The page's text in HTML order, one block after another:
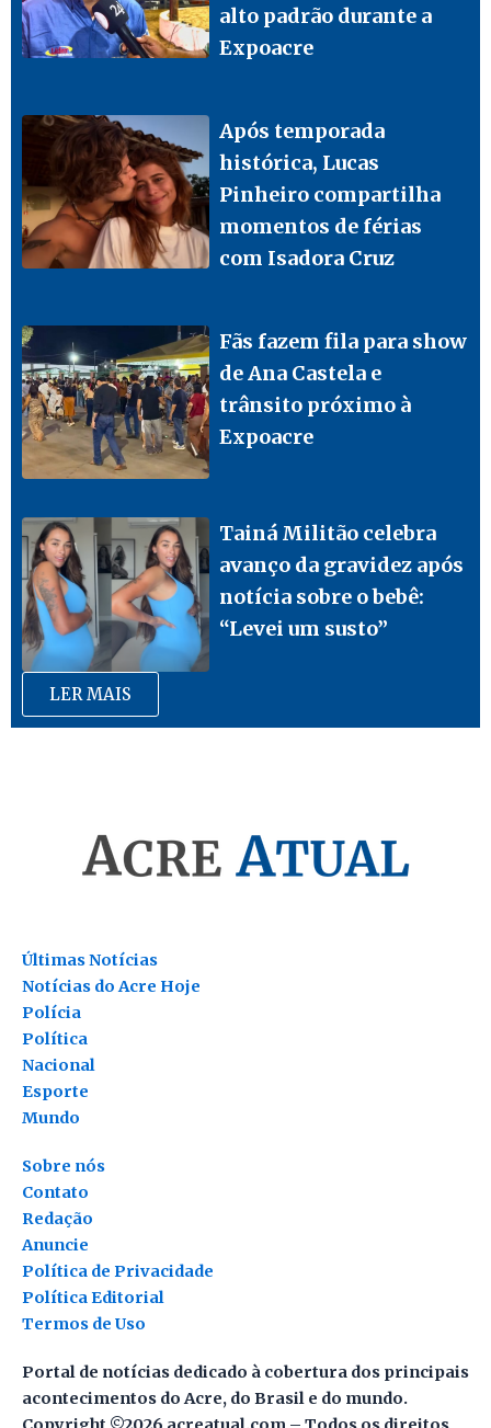
alto padrão durante a
Expoacre
Após temporada
histórica, Lucas
Pinheiro compartilha
momentos de férias
com Isadora Cruz
Fãs fazem fila para show
de Ana Castela e
trânsito próximo à
Expoacre
Tainá Militão celebra
avanço da gravidez após
notícia sobre o bebê:
“Levei um susto”
LER MAIS
Últimas Notícias
Notícias do Acre Hoje
Polícia
Política
Nacional
Esporte
Mundo
Contato
Redação
Anuncie
Política de Privacidade
Política Editorial
Termos de Uso
Sobre nós
Portal de notícias dedicado à cobertura dos principais
acontecimentos do Acre, do Brasil e do mundo.